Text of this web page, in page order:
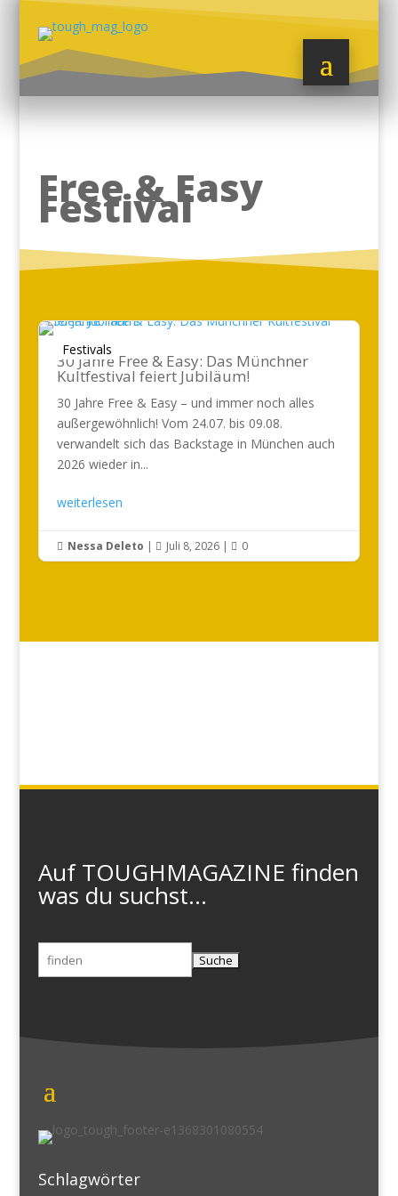
Free & Easy
Festival
Festivals
30 Jahre Free & Easy: Das Münchner
Kultfestival feiert Jubiläum!
30 Jahre Free & Easy – und immer noch alles
außergewöhnlich! Vom 24.07. bis 09.08.
verwandelt sich das Backstage in München auch
2026 wieder in...
weiterlesen
 Nessa Deleto |  Juli 8, 2026|  0
Auf TOUGHMAGAZINE finden
was du suchst...
Suchen
nach:
Schlagwörter